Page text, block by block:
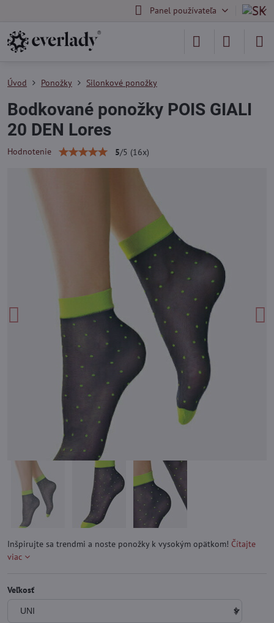
Panel používateľa
Úvod Ponožky Silonkové ponožky
Bodkované ponožky POIS GIALI
20 DEN Lores
Hodnotenie 5/5 (16x)
Inšpirujte sa trendmi a noste ponožky k vysokým opätkom! Čítajte
viac
Veľkosť